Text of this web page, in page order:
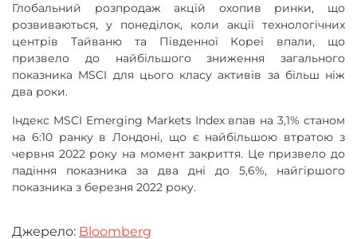
Глобальний розпродаж акцій охопив ринки, що
розвиваються, у понеділок, коли акції технологічних
центрів Тайваню та Південної Кореї впали, що
призвело до найбільшого зниження загального
показника MSCI для цього класу активів за більш ніж
два роки.
Індекс MSCI Emerging Markets Index впав на 3,1% станом
на 6:10 ранку в Лондоні, що є найбільшою втратою з
червня 2022 року на момент закриття. Це призвело до
падіння показника за два дні до 5,6%, найгіршого
показника з березня 2022 року.
Джерело: Bloomberg